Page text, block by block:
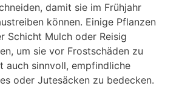
damit sie im Frühjahr
können. Einige Pflanzen
Schicht Mulch oder Reisig
um sie vor Frostschäden zu
auch sinnvoll, empfindliche
oder Jutesäcken zu bedecken.